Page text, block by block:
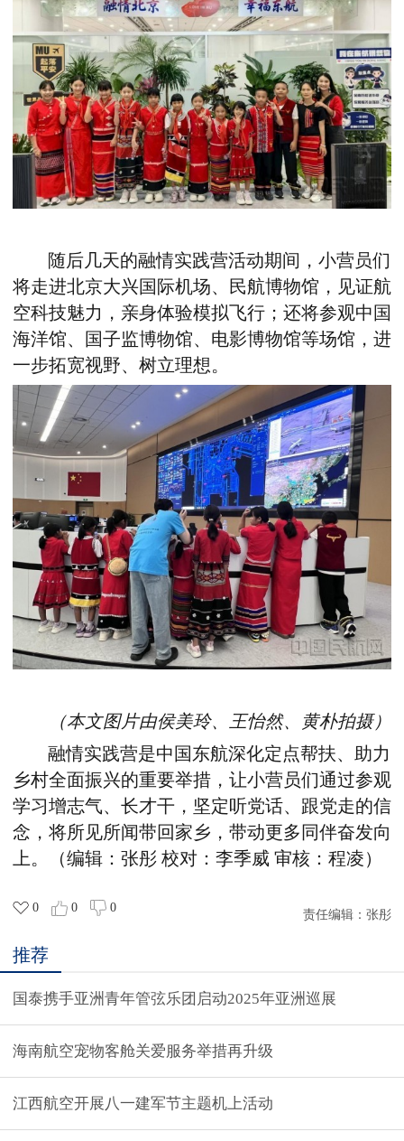
随后几天的融情实践营活动期间，小营员们
将走进北京大兴国际机场、民航博物馆，见证航
空科技魅力，亲身体验模拟飞行；还将参观中国
海洋馆、国子监博物馆、电影博物馆等场馆，进
一步拓宽视野、树立理想。
（本文图片由侯美玲、王怡然、黄朴拍摄）
融情实践营是中国东航深化定点帮扶、助力
乡村全面振兴的重要举措，让小营员们通过参观
学习增志气、长才干，坚定听党话、跟党走的信
念，将所见所闻带回家乡，带动更多同伴奋发向
上。（编辑：张彤 校对：李季威 审核：程凌）
0 0 0
责任编辑： 张彤
推荐
国泰携手亚洲青年管弦乐团启动2025年亚洲巡展
海南航空宠物客舱关爱服务举措再升级
江西航空开展八一建军节主题机上活动